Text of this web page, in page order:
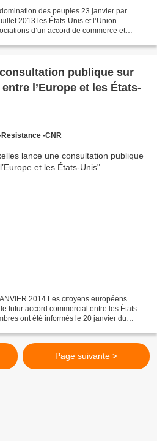
des peuples 23 janvier par
2013 les États-Unis et l’Union
d’un accord de commerce et
publique sur
l’Europe et les États-
-CNR
2014 Les citoyens européens
futur accord commercial entre les États-
ont été informés le 20 janvier du
Page suivante >